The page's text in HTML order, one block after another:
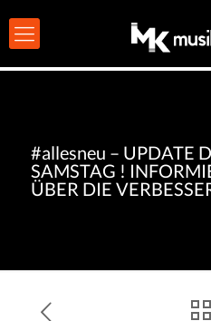
#allesneu – UPDATE
SAMSTAG !
ÜBER DIE